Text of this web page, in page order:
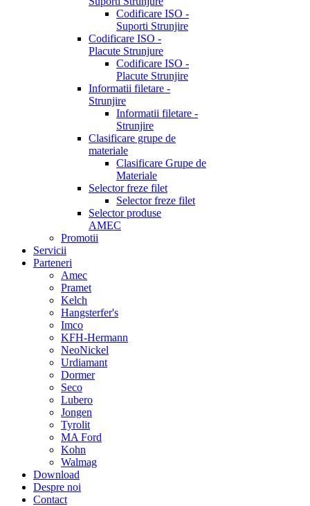
Codificare ISO -
Suporti Strunjire
Codificare ISO -
Placute Strunjure
Codificare ISO -
Placute Strunjire
Informatii filetare -
Strunjire
Informatii filetare -
Strunjire
Clasificare grupe de
materiale
Clasificare Grupe de
Materiale
Selector freze filet
Selector freze filet
Selector produse
AMEC
Promotii
Servicii
Parteneri
Amec
Pramet
Kelch
Hangsterfer's
Imco
KFH-Hermann
NeoNickel
Urdiamant
Dormer
Seco
Lubero
Jongen
Tyrolit
MA Ford
Kohn
Walmag
Download
Despre noi
Contact